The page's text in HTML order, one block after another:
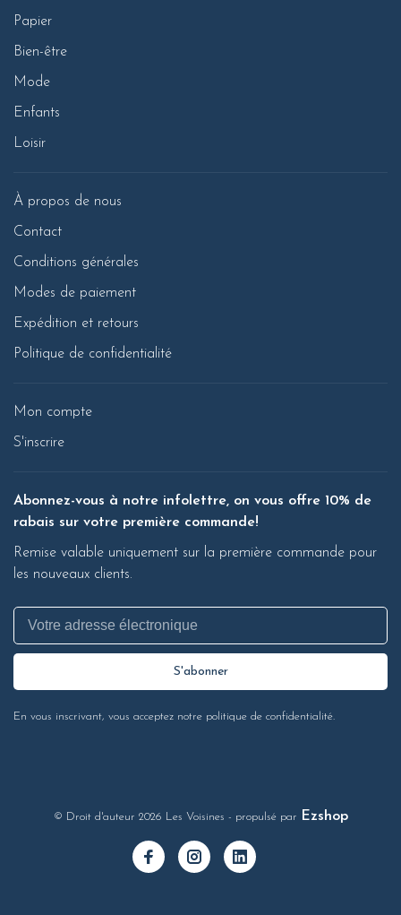
Papier
Bien-être
Mode
Enfants
Loisir
À propos de nous
Contact
Conditions générales
Modes de paiement
Expédition et retours
Politique de confidentialité
Mon compte
S'inscrire
Abonnez-vous à notre infolettre, on vous offre 10% de
rabais sur votre première commande!
Remise valable uniquement sur la première commande pour
les nouveaux clients.
S'abonner
En vous inscrivant, vous acceptez notre politique de confidentialité.
© Droit d'auteur 2026 Les Voisines - propulsé par Ezshop